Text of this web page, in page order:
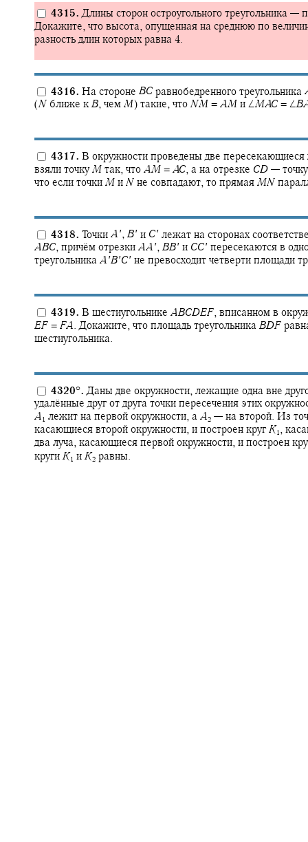
4315. Длины сторон остроугольного треугольника —
Докажите, что высота, опущенная на среднюю по
разность длин которых равна 4.
4316. На стороне BC равнобедренного треугольника
(N ближе к B, чем M) такие, что NM = AM и ∠MAC = ∠B
4317. В окружности проведены две
взяли точкуM так, что AM = AC, а на отрезке CD —
что если точки M и N не совпадают, то прямая MN
4318. Точки A′, B′ и C′ лежат на сторонах
ABC, причём отрезки AA′, BB′ и CC′ пересекаются в
треугольника A′B′C′ не превосходит четверти площади
4319. В шестиугольнике ABCDEF, вписанном в
EF = FA. Докажите, что площадь треугольника BDF
шестиугольника.
4320°. Даны две окружности, лежащие одна вне
удалённые друг от друга точки пересечения этих
A 1 лежит на первой окружности, а A2 — на второй. Из
касающиеся второй окружности, и построен круг K1 ,
два луча, касающиеся первой окружности, и построен
круги K1 и K2 равны.